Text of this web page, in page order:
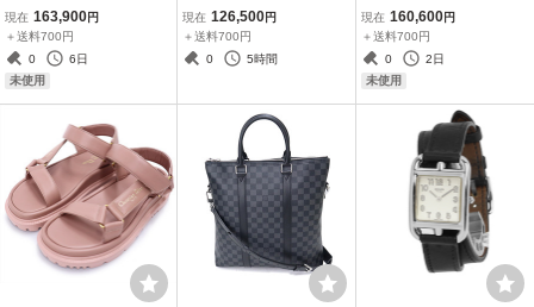
S VUITTON ルイ ヴィトン
M83543 LV SKI ジッピー
ウォレット 日本限定 モノ
グラム レザー シルバー 長
現在 163,900円
＋送料700円
0
6日
未使用
S エルメス サントリーニ
ヴォーエプソン エトゥー
プ グレージュ サンダル 靴
現在 126,500円
＋送料700円
0
5時間
CI グッチ 449654 ミニ ド
ーム マイクログッチシマ
レザー ブラック ショルダ
ー ハンドバッグ ライトゴ
現在 160,600円
＋送料700円
0
2日
未使用